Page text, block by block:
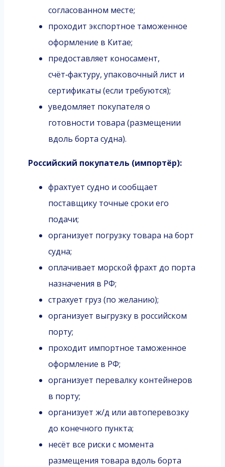
согласованном месте;
проходит экспортное таможенное
оформление в Китае;
предоставляет коносамент,
счёт‑фактуру, упаковочный лист и
сертификаты (если требуются);
уведомляет покупателя о
готовности товара (размещении
вдоль борта судна).
Российский покупатель (импортёр):
фрахтует судно и сообщает
поставщику точные сроки его
подачи;
организует погрузку товара на борт
судна;
оплачивает морской фрахт до порта
назначения в РФ;
страхует груз (по желанию);
организует выгрузку в российском
порту;
проходит импортное таможенное
оформление в РФ;
организует перевалку контейнеров
в порту;
организует ж/д или автоперевозку
до конечного пункта;
несёт все риски с момента
размещения товара вдоль борта